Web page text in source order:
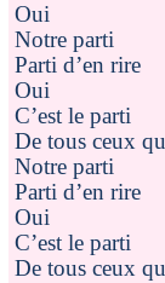
Oui
Notre parti
Parti d’en rire
Oui
C’est le parti
De tous ceux
Notre parti
Parti d’en rire
Oui
C’est le parti
De tous ceux